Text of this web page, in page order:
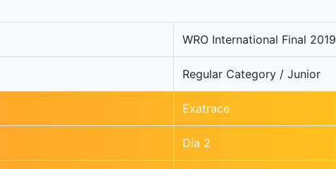
WRO International Final 2019
Regular Category / Junior
Exatrace
Día 2